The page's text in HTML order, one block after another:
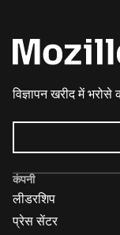
विज्ञापन खरीद में
कंपनी
लीडरशिप
प्रेस सेंटर